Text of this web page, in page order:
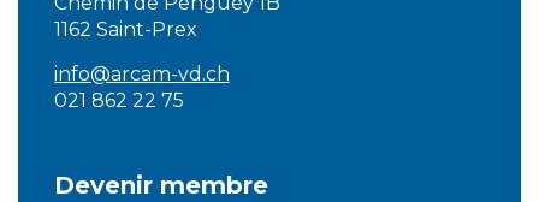
1162 Saint-Prex
info@arcam-vd.ch
021 862 22 75
Devenir membre